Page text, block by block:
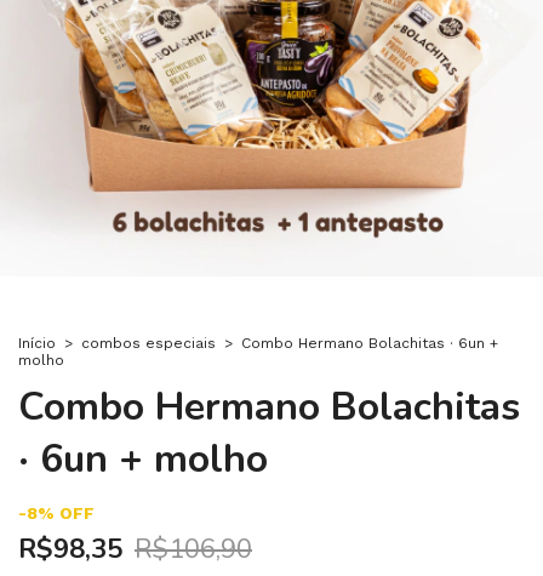
Início > combos especiais > Combo Hermano Bolachitas · 6un +
molho
Combo Hermano Bolachitas
· 6un + molho
-8% OFF
R$98,35 R$106,90